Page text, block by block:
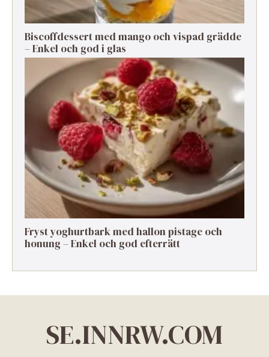
Biscoffdessert med mango och vispad grädde
– Enkel och god i glas
Fryst yoghurtbark med hallon pistage och
honung – Enkel och god efterrätt
SE.INNRW.COM